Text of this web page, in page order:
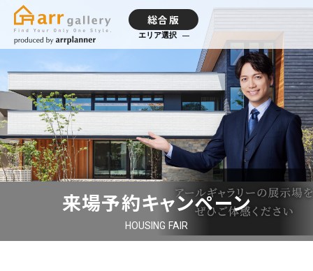
総合版
エリア選択
来場予約キャンペーン
HOUSING FAIR